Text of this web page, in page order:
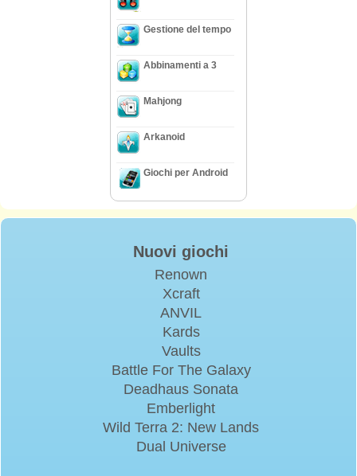
Gestione del tempo
Abbinamenti a 3
Mahjong
Arkanoid
Giochi per Android
Nuovi giochi
Renown
Xcraft
ANVIL
Kards
Vaults
Battle For The Galaxy
Deadhaus Sonata
Emberlight
Wild Terra 2: New Lands
Dual Universe